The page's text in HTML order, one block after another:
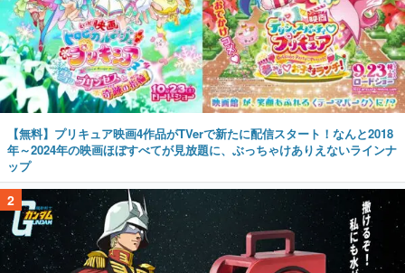
【無料】プリキュア映画4作品がTVerで新たに配信スタート！なんと2018
年～2024年の映画ほぼすべてが見放題に、ぶっちゃけありえないラインナ
ップ
2